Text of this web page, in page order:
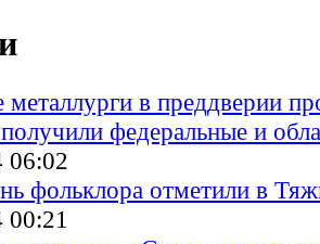
металлурги в преддверии
федеральные и
06:02
фольклора отметили в
00:21